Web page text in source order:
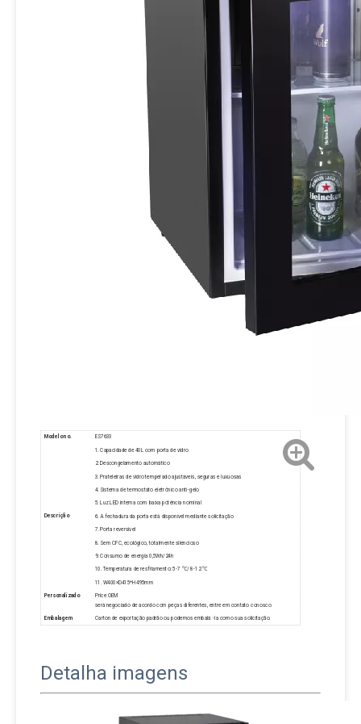
Modelo no. ES7633
Descrição
1. Capacidade de 40L com porta de vidro
2. Descongelamento automático
3. Prateleiras de vidro temperado ajustáveis, seguras e luxuosas
4. Sistema de termostato eletrônico anti-gelo
5. Luz LED interna com baixa potência nominal
6. A fechadura da porta está disponível mediante solicitação
7. Porta reversível
8. Sem CFC, ecológico, totalmente silencioso
9. Consumo de energia 0,5Wh/24h
10. Temperatura de resfriamento: 5-7 ℃/ 8-12 ℃
11. W400×D415*H495mm
Personalizado Price OEM
será negociado de acordo com peças diferentes, entre em contato conosco
Embalagem Carton de exportação padrão ou podemos embalá -la como sua solicitação.
Detalha imagens